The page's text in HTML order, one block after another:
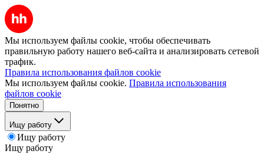
Мы используем файлы cookie, чтобы обеспечивать
правильную работу нашего веб-сайта и анализировать сетевой
трафик.
Правила использования файлов cookie
Мы используем файлы cookie. Правила использования
файлов cookie
Понятно
Ищу работу
Ищу работу
Ищу работу